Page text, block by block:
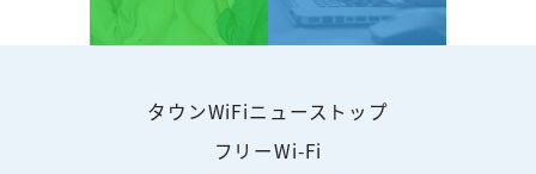
タウンWiFiニューストップ
フリーWi-Fi